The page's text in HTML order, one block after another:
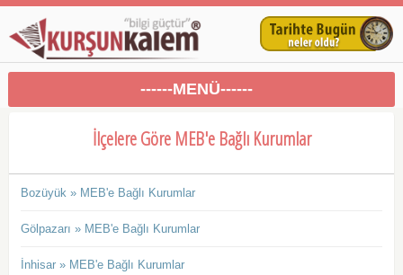
------MENÜ------
İlçelere Göre MEB'e Bağlı Kurumlar
Bozüyük » MEB'e Bağlı Kurumlar
Gölpazarı » MEB'e Bağlı Kurumlar
İnhisar » MEB'e Bağlı Kurumlar